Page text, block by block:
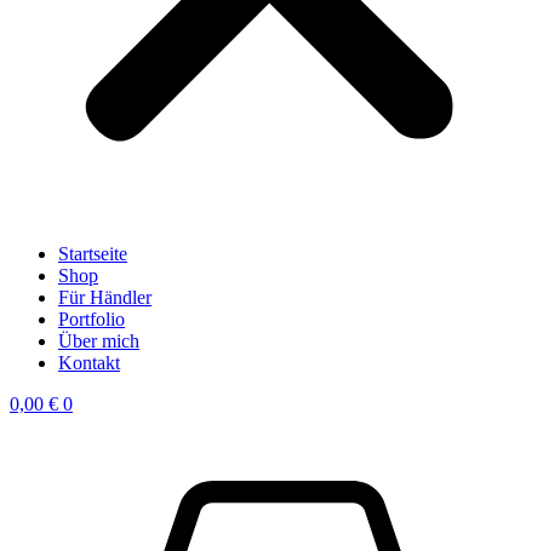
Startseite
Shop
Für Händler
Portfolio
Über mich
Kontakt
0,00 € 0